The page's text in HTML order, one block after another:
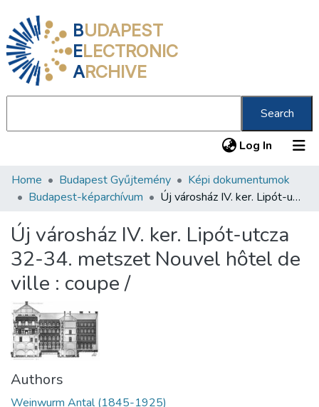
BUDAPEST
ELECTRONIC
ARCHIVE
Search
Log In (current)
Communities & Collections
Statistics
About us
Home Budapest Gyűjtemény
Képi dokumentumok
Budapest-képarchívum
Új városház IV. ker. Lipót-utcza 32-34. metszet Nouvel hôtel de ville : coupe /
Új városház IV. ker. Lipót-utcza
32-34. metszet Nouvel hôtel de
ville : coupe /
Authors
Weinwurm Antal (1845-1925)